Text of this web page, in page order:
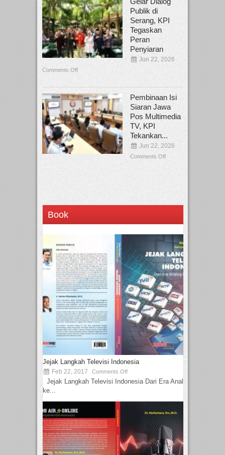
Publik di
Serang, KPI
Tegaskan
Peran
Penyiaran
Jun 22, 2026
Comments Off
Pembinaan Isi
Siaran Jawa
Pos Multimedia
TV, KPI
Tekankan...
Jun 22, 2026
Comments Off
Book
Jejak Langkah Televisi Indonesia
Feb 22, 2017 Comments Off
Jejak Langkah Televisi Indonesia Dari Era Analog
ke...